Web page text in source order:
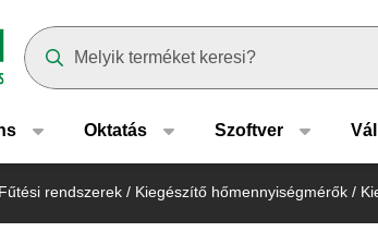
Oktatás Szoftver
Fűtési rendszerek / Kiegészítő hőmennyiségmérők /